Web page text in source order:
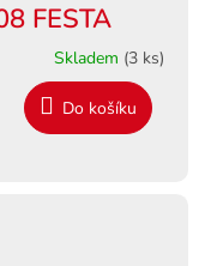
FESTA
Skladem (3 ks)
Do košíku